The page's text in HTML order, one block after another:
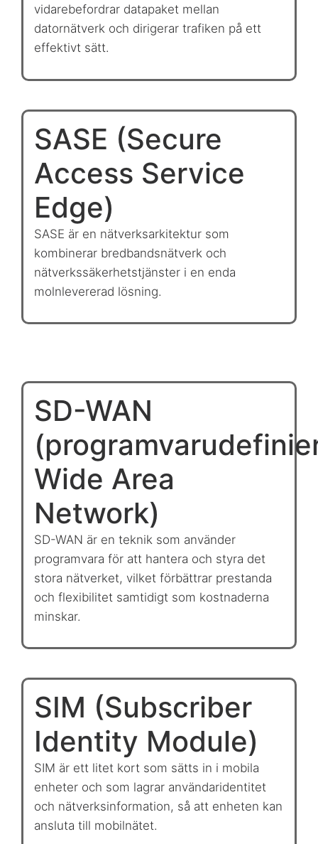
vidarebefordrar datapaket mellan
datornätverk och dirigerar trafiken på ett
effektivt sätt.
SASE (Secure
Access Service
Edge)
SASE är en nätverksarkitektur som
kombinerar bredbandsnätverk och
nätverkssäkerhetstjänster i en enda
molnlevererad lösning.
SD-WAN
Wide Area
Network)
SD-WAN är en teknik som använder
programvara för att hantera och styra det
stora nätverket, vilket förbättrar prestanda
och flexibilitet samtidigt som kostnaderna
minskar.
SIM (Subscriber
Identity Module)
SIM är ett litet kort som sätts in i mobila
enheter och som lagrar användaridentitet
och nätverksinformation, så att enheten kan
ansluta till mobilnätet.